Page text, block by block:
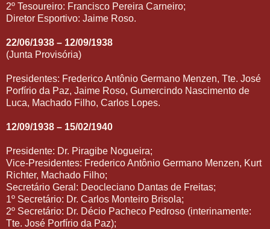
2º Tesoureiro: Francisco Pereira Carneiro;
Diretor Esportivo: Jaime Roso.
22/06/1938 – 12/09/1938
(Junta Provisória)
Presidentes: Frederico Antônio Germano Menzen, Tte. José
Porfírio da Paz, Jaime Roso, Gumercindo Nascimento de
Luca, Machado Filho, Carlos Lopes.
12/09/1938 – 15/02/1940
Presidente: Dr. Piragibe Nogueira;
Vice-Presidentes: Frederico Antônio Germano Menzen, Kurt
Richter, Machado Filho;
Secretário Geral: Deocleciano Dantas de Freitas;
1º Secretário: Dr. Carlos Monteiro Brisola;
2º Secretário: Dr. Décio Pacheco Pedroso (interinamente:
Tte. José Porfírio da Paz);